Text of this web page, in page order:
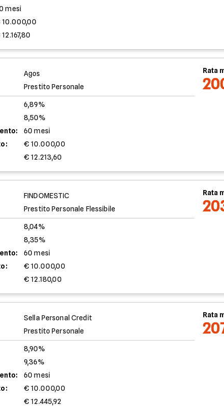
mesi
10.000,00
Agos
Prestito Personale
6,89%
8,50%
60 mesi
€ 10.000,00
€ 12.213,60
Rata
FINDOMESTIC
Prestito Personale Flessibile
8,04%
8,35%
60 mesi
€ 10.000,00
€ 12.180,00
Rata
Sella Personal Credit
Prestito Personale
8,90%
9,36%
60 mesi
€ 10.000,00
€ 12.445,92
Rata